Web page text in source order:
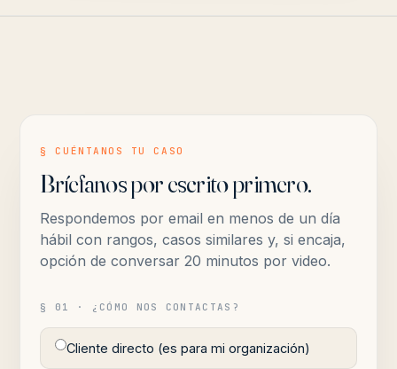
§ CUÉNTANOS TU CASO
Bríefanos por escrito primero.
Respondemos por email en menos de un día
hábil con rangos, casos similares y, si encaja,
opción de conversar 20 minutos por video.
§ 01 · ¿CÓMO NOS CONTACTAS?
Cliente directo (es para mi organización)